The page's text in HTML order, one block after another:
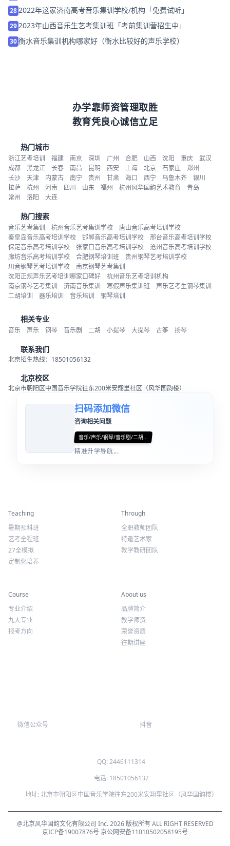
28 2022年这家济南高考音乐集训学校/机构「免费试听」
29 2023年山西音乐生艺考集训班「考前集训营招生中」
30衡水音乐集训机构哪家好（衡水比较好的声乐学校）
办学靠师资管理取胜
教育凭良心诚信立足
热门城市
浙江艺考培训 福建 南京 深圳 广州 合肥 山西 沈阳 重庆
武汉
成都
黑龙江 长春 南昌 昆明 西安 上海 北京 石家庄
郑州
长沙
天津 内蒙古 南宁 贵州 甘肃 海口 西宁 乌鲁木齐
银川
拉萨
杭州 河南 四川 山东 福州 杭州风华国韵艺术教育
青岛
常州
洛阳 大连
热门搜索
音乐艺考集训 杭州音乐艺考集训学校
唐山音乐高考培训学校
秦皇岛音乐高考培训学校
邯郸音乐高考培训学校
邢台音乐高考培训学校
保定音乐高考培训学校
张家口音乐高考培训学校
沧州音乐高考培训学校
廊坊音乐高考培训学校
合肥钢琴培训班
贵州钢琴艺考培训学校
川音钢琴艺考培训学校
南京钢琴艺考集训
沈阳正规声乐艺考培训哪家口碑好
杭州音乐艺考培训机构
南京钢琴艺考集训
济南音乐集训 寒假声乐集训班
声乐艺考生钢琴集训
二胡培训
器乐培训 音乐培训 钢琴培训
相关专业
音乐 声乐 钢琴 音乐剧 二胡 小提琴 大提琴 古筝 扬琴
联系我们
北京招生热线：18501056132
北京校区
北京市朝阳区中国音乐学院往东200米安翔里社区（风华国韵楼）
扫码添加微信
咨询相关问题
音乐/声乐/钢琴/音乐剧/二胡...
精准升学导航...
Teaching
暑期预科班
艺考全程班
27全模拟
定制化培养
Through
全职教师团队
特邀艺术家
教学教研团队
Course
专业介绍
九大专业
报考方向
About us
品牌简介
教学师资
荣誉资质
往期讲座
微信公众号 抖音
QQ: 2446111314
电话: 18501056132
地址: 北京市朝阳区中国音乐学院往东200米安翔里社区（风华国韵楼）
@北京风华国韵文化有限公司 Inc. 2026 版权所有 ALL RIGHT RESERVED
京ICP备19007876号 京公网安备11010502058195号